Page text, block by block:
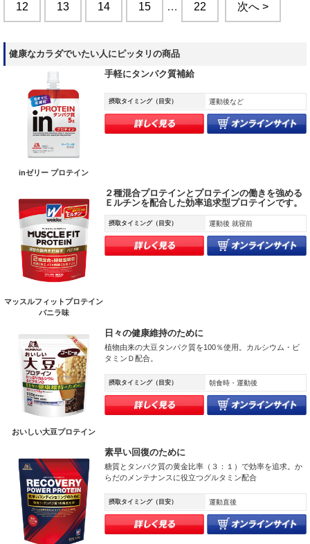
12 13 14 15 … 22 次へ >
健康なカラダでいたい人にピッタリの商品
inゼリー プロテイン
手軽にタンパク質補給
摂取タイミング（目安） 運動後など
マッスルフィットプロテイン
バニラ味
２種混合プロテインとプロテインの働きを強める
Ｅルチンを配合した効率追求型プロテインです。
摂取タイミング（目安） 運動後 就寝前
おいしい大豆プロテイン
日々の健康維持のために
植物由来の大豆タンパク質を100％使用。カルシウム・ビ
タミンＤ配合。
摂取タイミング（目安） 朝食時・運動後
素早い回復のために
糖質とタンパク質の黄金比率（３：１）で効率を追求。か
らだのメンテナンスに役立つグルタミン配合
摂取タイミング（目安） 運動直後